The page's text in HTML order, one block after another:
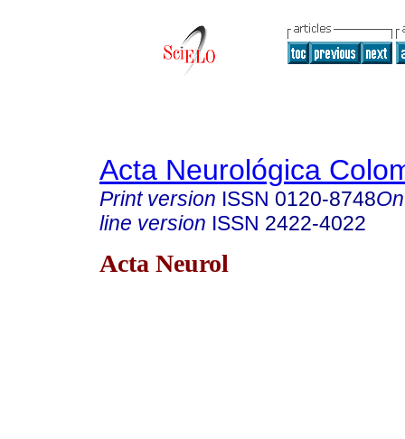
Acta Neurológica
Print version ISSN 0120-8748
line version ISSN 2422-4022
Acta Neurol